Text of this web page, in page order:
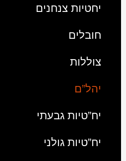
יחטיות צנחנים
חובלים
צוללות
יהל”ם
יח”טיות גבעתי
יח”טיות גולני